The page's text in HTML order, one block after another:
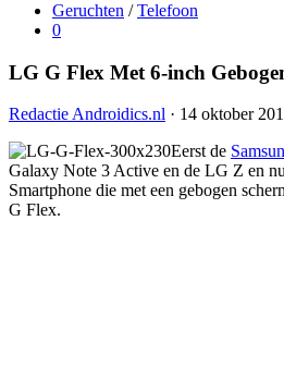
Geruchten / Telefoon
0
LG G Flex Met 6-inch
Redactie Androidics.nl · 14 oktober
Eerst de
Galaxy Note 3 Active en de LG Z en
Smartphone die met een gebogen
G Flex.